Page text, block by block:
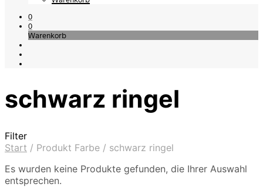
0
0
Warenkorb
schwarz ringel
Filter
Start / Produkt Farbe / schwarz ringel
Es wurden keine Produkte gefunden, die Ihrer Auswahl
entsprechen.